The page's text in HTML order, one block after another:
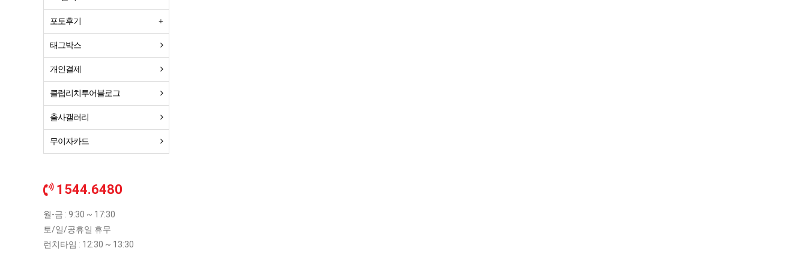
포토후기
태그박스
개인결제
클럽리치투어블로그
출사갤러리
무이자카드
1544.6480
월-금 : 9:30 ~ 17:30
토/일/공휴일 휴무
런치타임 : 12:30 ~ 13:30